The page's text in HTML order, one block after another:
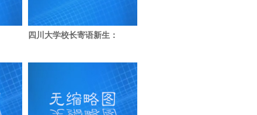
四川大学校长寄语新生：